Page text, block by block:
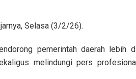
Selasa (3/2/26).
pemerintah daerah lebih
melindungi pers